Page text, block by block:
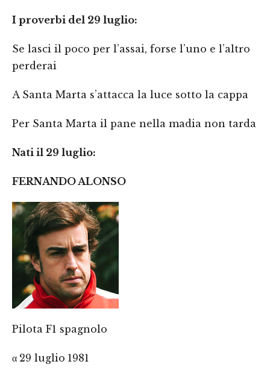
I proverbi del 29 luglio:
Se lasci il poco per l’assai, forse l’uno e l’altro
perderai
A Santa Marta s’attacca la luce sotto la cappa
Per Santa Marta il pane nella madia non tarda
Nati il 29 luglio:
FERNANDO ALONSO
Pilota F1 spagnolo
α 29 luglio 1981